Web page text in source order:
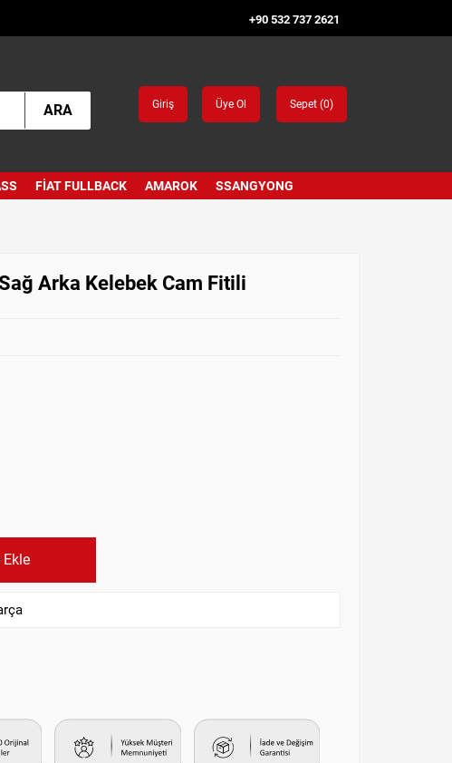
+90 532 737 2621
ARA Giriş Üye Ol Sepet (0)
FIAT FULLBACK AMAROK SSANGYONG
Arka Kelebek Cam Fitili
Ekle